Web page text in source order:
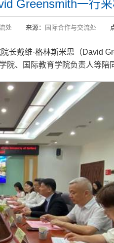
Greensmith一行
处 来源： 国际合作与交流处
戴维·格林斯米思（David
、国际教育学院负责人等陪